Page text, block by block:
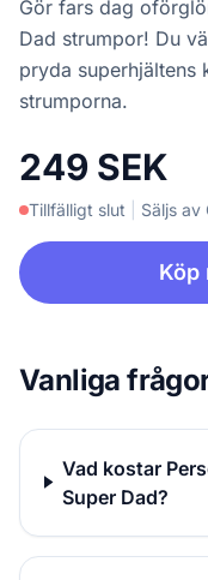
Gör fars dag
Dad strumpor! Du
pryda
strumporna.
249 SEK
Tillfälligt slut Säljs av
Köp
Vanliga
Vad kostar
Super Dad?